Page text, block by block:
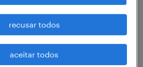
julho 2026
recusar todos
aceitar todos